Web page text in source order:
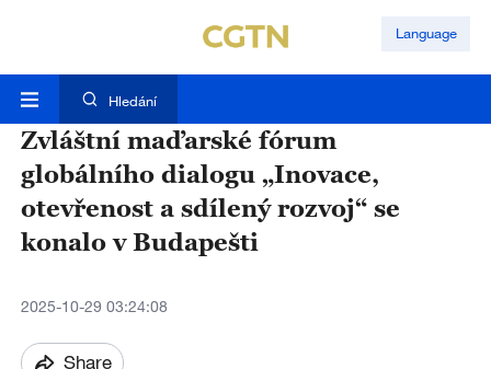
Language
Hledání
Zvláštní maďarské fórum
globálního dialogu „Inovace,
otevřenost a sdílený rozvoj“ se
konalo v Budapešti​
2025-10-29 03:24:08
Share